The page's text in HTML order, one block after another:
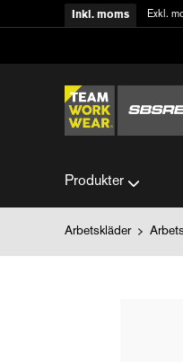
Inkl. moms Exkl.
Produkter
Arbetskläder